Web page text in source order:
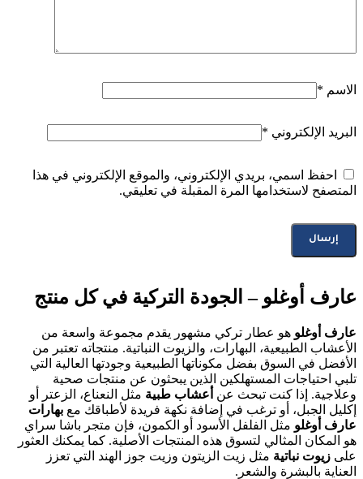
الاسم *
البريد الإلكتروني *
احفظ اسمي، بريدي الإلكتروني، والموقع الإلكتروني في هذا
المتصفح لاستخدامها المرة المقبلة في تعليقي.
عارف أوغلو – الجودة التركية في كل منتج
عارف أوغلو هو عطار تركي مشهور يقدم مجموعة واسعة من
الأعشاب الطبيعية، البهارات، والزيوت النباتية. منتجاته تعتبر من
الأفضل في السوق بفضل مكوناتها الطبيعية وجودتها العالية التي
تلبي احتياجات المستهلكين الذين يبحثون عن منتجات صحية
وعلاجية. إذا كنت تبحث عن أعشاب طبية مثل النعناع، الزعتر أو
إكليل الجبل، أو ترغب في إضافة نكهة فريدة لأطباقك مع بهارات
عارف أوغلو مثل الفلفل الأسود أو الكمون، فإن متجر باشا سراي
هو المكان المثالي لتسوق هذه المنتجات الأصلية. كما يمكنك العثور
على زيوت نباتية مثل زيت الزيتون وزيت جوز الهند التي تعزز
العناية بالبشرة والشعر.